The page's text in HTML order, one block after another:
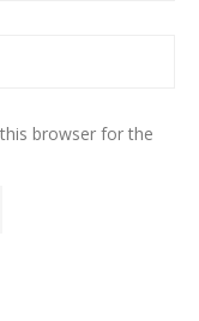
browser for the